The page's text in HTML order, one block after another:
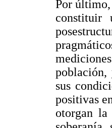
Por
constituir
población,
sus
positivas
otorgan la